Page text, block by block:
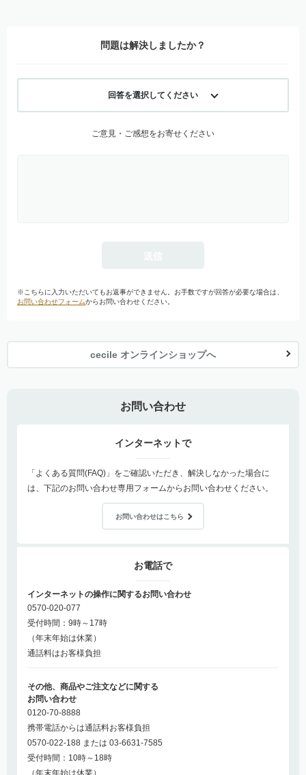
問題は解決しましたか？
回答を選択してください
ご意見・ご感想をお寄せください
※こちらに入力いただいてもお返事ができません。お手数ですが回答が必要な場合は、
お問い合わせフォームからお問い合わせください。
cecile オンラインショップへ
お問い合わせ
インターネットで
「よくある質問(FAQ)」をご確認いただき、解決しなかった場合に
は、下記のお問い合わせ専用フォームからお問い合わせください。
お問い合わせはこちら
お電話で
インターネットの操作に関するお問い合わせ
0570-020-077
受付時間：9時～17時
（年末年始は休業）
通話料はお客様負担
その他、商品やご注文などに関する
お問い合わせ
0120-70-8888
携帯電話からは通話料お客様負担
0570-022-188 または 03-6631-7585
受付時間：10時～18時
（年末年始は休業）